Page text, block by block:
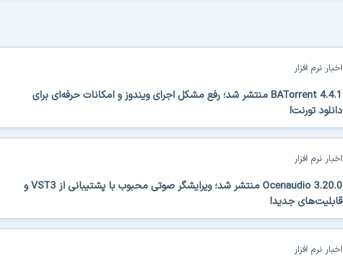
BATorrent 4.4.1 منتشر شد؛ رفع مشکل اجرای ویندوز و امکانات حرفه‌ای برای
دانلود تورنت!
اخبار نرم افزار
Ocenaudio 3.20.0 منتشر شد؛ ویرایشگر صوتی محبوب با پشتیبانی از VST3 و
قابلیت‌های جدید!
اخبار نرم افزار
اخبار نرم افزار